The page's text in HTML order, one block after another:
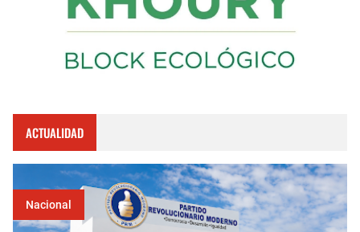
ACTUALIDAD
Nacional